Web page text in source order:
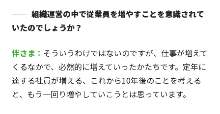
組織運営の中で従業員を増やすことを意識されて
いたのでしょうか？
伴さま ： そういうわけではないのですが、仕事が増えて
くるなかで、必然的に増えていったかたちです。定年に
達する社員が増える、これから10年後のことを考える
と、もう一回り増やしていこうとは思っています。